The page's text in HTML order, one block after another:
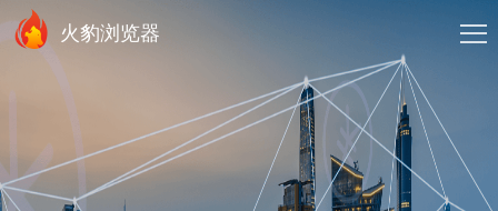
火豹浏览器